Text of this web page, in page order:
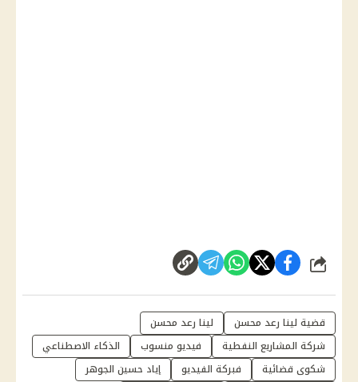
شارك
قضية لينا رعد محسن
لينا رعد محسن
شركة المشاريع النفطية
فيديو منسوب
الذكاء الاصطناعي
شكوى قضائية
فبركة الفيديو
إياد حسين الجوهر